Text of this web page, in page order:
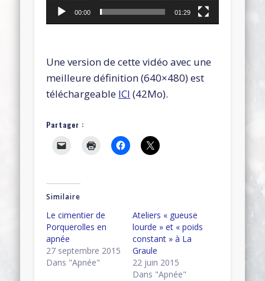
00:00 01:29
Une version de cette vidéo avec une
meilleure définition (640×480) est
téléchargeable ICI (42Mo).
Partager :
Similaire
Le cimentier de
Porquerolles en
apnée
27 septembre 2015
Dans "Apnée"
Ateliers « gueuse
lourde » et « poids
constant » à La
Graule
22 juin 2015
Dans "Apnée"